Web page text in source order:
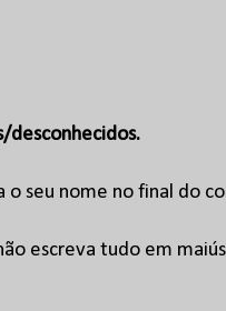
desconhecidos.
o seu nome no final do
escreva tudo em